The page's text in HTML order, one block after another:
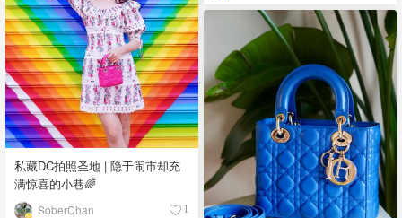
私藏DC拍照圣地 | 隐于闹市却充
满惊喜的小巷🌈
SoberChan 1